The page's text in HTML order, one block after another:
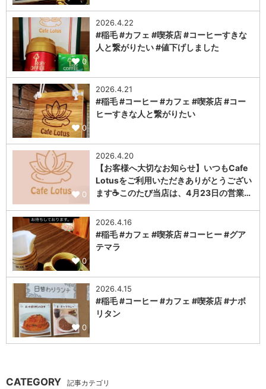
0
2026.4.22
#稲毛 #カフェ #喫茶店 #コーヒーすきな
人と繋がりたい #値下げしました
0
2026.4.21
#稲毛 #コーヒー #カフェ #喫茶店 #コー
ヒーすきな人と繋がりたい
0
2026.4.20
【お客様へ大切なお知らせ】いつもCafe
Lotusをご利用いただきありがとうござい
ます☕このたび当店は、4月23日の営業…
0
2026.4.16
#稲毛 #カフェ #喫茶店 #コーヒー #グア
テマラ
0
2026.4.15
#稲毛 #コーヒー #カフェ #喫茶店 #ナボ
リタン
CATEGORY 記事カテゴリ